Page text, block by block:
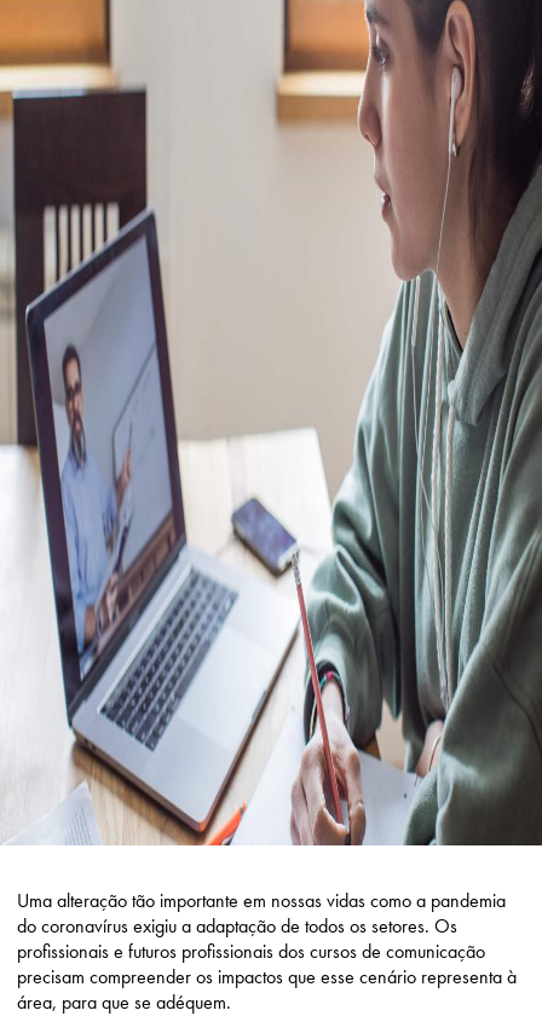
INSCREVA-SE SOLICITE INFORMAÇÕES
LOGIN
Uma alteração tão importante em nossas vidas como a pandemia
do coronavírus exigiu a adaptação de todos os setores. Os
profissionais e futuros profissionais dos cursos de comunicação
precisam compreender os impactos que esse cenário representa à
área, para que se adéquem.